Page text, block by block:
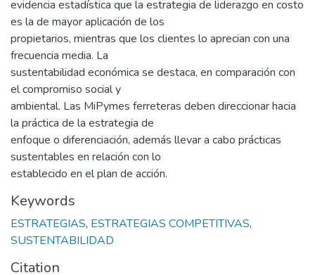
evidencia estadística que la estrategia de liderazgo en costo
es la de mayor aplicación de los
propietarios, mientras que los clientes lo aprecian con una
frecuencia media. La
sustentabilidad económica se destaca, en comparación con
el compromiso social y
ambiental. Las MiPymes ferreteras deben direccionar hacia
la práctica de la estrategia de
enfoque o diferenciación, además llevar a cabo prácticas
sustentables en relación con lo
establecido en el plan de acción.
Keywords
ESTRATEGIAS, ESTRATEGIAS COMPETITIVAS,
SUSTENTABILIDAD
Citation